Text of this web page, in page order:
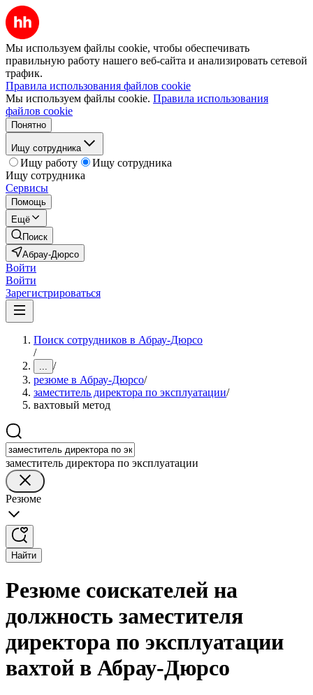
Мы используем файлы cookie, чтобы обеспечивать
правильную работу нашего веб-сайта и анализировать сетевой
трафик.
Правила использования файлов cookie
Мы используем файлы cookie. Правила использования
файлов cookie
Понятно
Ищу сотрудника
Ищу работу
Ищу сотрудника
Ищу сотрудника
Сервисы
Помощь
Ещё
Поиск
Абрау-Дюрсо
Войти
Войти
Зарегистрироваться
Поиск сотрудников в Абрау-Дюрсо
/
... /
резюме в Абрау-Дюрсо/
заместитель директора по эксплуатации/
вахтовый метод
заместитель директора по эксплуатации
Резюме
Найти
Резюме соискателей на
должность заместителя
директора по эксплуатации
вахтой в Абрау-Дюрсо